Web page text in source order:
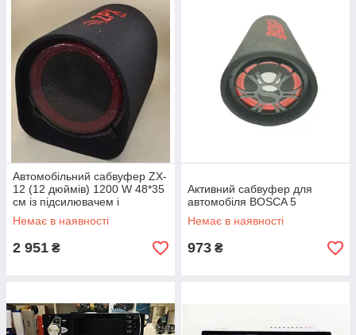
Автомобільний сабвуфер ZX-
12 (12 дюймів) 1200 W 48*35
см із підсилювачем і
Bluetooth
Немає в наявності
2 951 ₴
Активний сабвуфер для
автомобіля BOSCA 5
Немає в наявності
973 ₴